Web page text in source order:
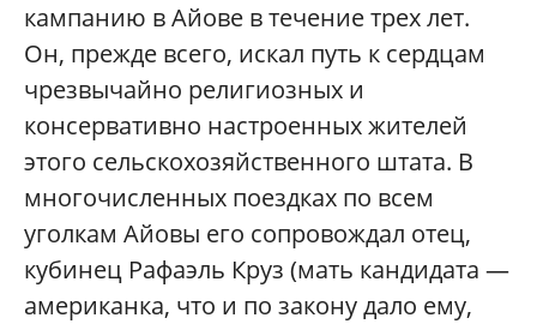
кампанию в Айове в течение трех лет.
Он, прежде всего, искал путь к сердцам
чрезвычайно религиозных и
консервативно настроенных жителей
этого сельскохозяйственного штата. В
многочисленных поездках по всем
уголкам Айовы его сопровождал отец,
кубинец Рафаэль Круз (мать кандидата —
американка, что и по закону дало ему,